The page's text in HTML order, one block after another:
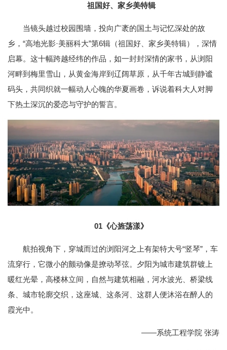
祖国好、家乡美特辑
当镜头越过校园围墙，投向广袤的国土与记忆深处的故
乡，“高地光影·美丽科大”第6辑（祖国好、家乡美特辑），深情
启幕。这十幅跨越经纬的作品，如一封封深情的家书，从浏阳
河畔到梅里雪山，从黄金海岸到辽阔草原，从千年古城到静谧
码头，共同织就一幅动人心魄的华夏画卷，诉说着科大人对脚
下热土深沉的爱恋与守护的誓言。
01《心旌荡漾》
航拍视角下，穿城而过的浏阳河之上有架特大号“竖琴”，车
流穿行，它微小的颤动像是撩动琴弦。夕阳为城市建筑群镀上
暖红光晕，高楼林立间，自然与建筑相融，河水波光、桥梁线
条、城市轮廓交织，这座城、这条河、这群人便沐浴在醉人的
霞光中。
——系统工程学院 张涛